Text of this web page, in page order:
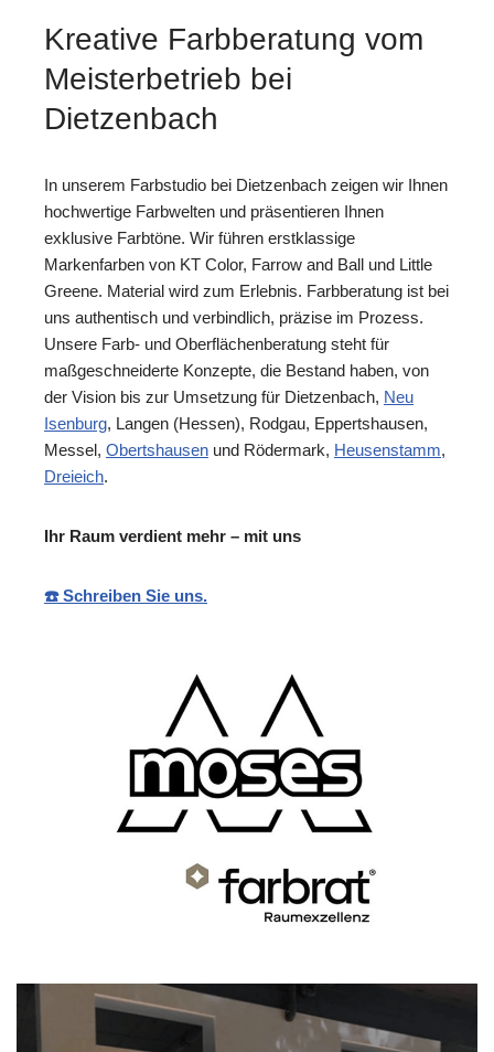
Kreative Farbberatung vom
Meisterbetrieb bei
Dietzenbach
In unserem Farbstudio bei Dietzenbach zeigen wir Ihnen
hochwertige Farbwelten und präsentieren Ihnen
exklusive Farbtöne. Wir führen erstklassige
Markenfarben von KT Color, Farrow and Ball und Little
Greene. Material wird zum Erlebnis. Farbberatung ist bei
uns authentisch und verbindlich, präzise im Prozess.
Unsere Farb- und Oberflächenberatung steht für
maßgeschneiderte Konzepte, die Bestand haben, von
der Vision bis zur Umsetzung für Dietzenbach, Neu
Isenburg, Langen (Hessen), Rodgau, Eppertshausen,
Messel, Obertshausen und Rödermark, Heusenstamm,
Dreieich.
Ihr Raum verdient mehr – mit uns
☎️ Schreiben Sie uns.